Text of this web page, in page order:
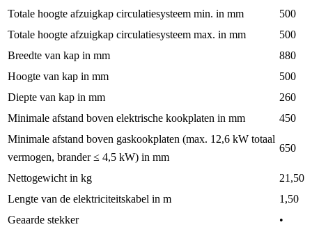
Totale hoogte afzuigkap circulatiesysteem min. in mm
500
Totale hoogte afzuigkap circulatiesysteem max. in mm
500
Breedte van kap in mm
880
Hoogte van kap in mm
500
Diepte van kap in mm
260
Minimale afstand boven elektrische kookplaten in mm
450
Minimale afstand boven gaskookplaten (max. 12,6 kW totaal
vermogen, brander ≤ 4,5 kW) in mm
650
Nettogewicht in kg
21,50
Lengte van de elektriciteitskabel in m
1,50
Geaarde stekker
•